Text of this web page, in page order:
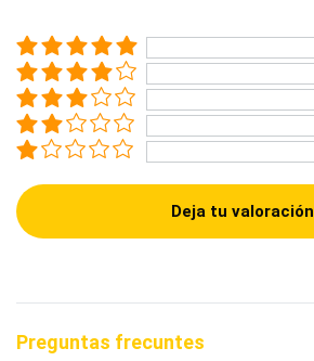
Deja tu valoración
Preguntas frecuntes